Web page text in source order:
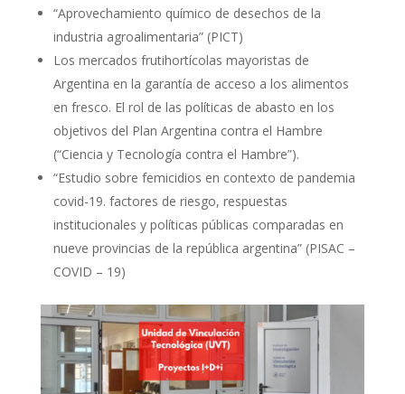
“Aprovechamiento químico de desechos de la
industria agroalimentaria” (PICT)
Los mercados frutihortícolas mayoristas de
Argentina en la garantía de acceso a los alimentos
en fresco. El rol de las políticas de abasto en los
objetivos del Plan Argentina contra el Hambre
(“Ciencia y Tecnología contra el Hambre”).
“Estudio sobre femicidios en contexto de pandemia
covid-19. factores de riesgo, respuestas
institucionales y políticas públicas comparadas en
nueve provincias de la república argentina” (PISAC –
COVID – 19)